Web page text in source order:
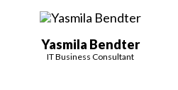
Yasmila Bendter
IT Business Consultant